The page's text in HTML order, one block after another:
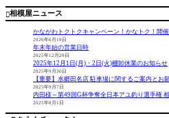
相模屋ニュース
かながわトクトクキャンペーン！かなトク！開
2026年6月19日
年末年始の営業日時
2025年12月29日
2025年12月1日(月)・2日(火)棚卸休業のお知らせ
2025年9月30日
【重要】水郷田名店 駐車場に関するご案内とお
2025年9月7日
内田様～第49回G杯争奪全日本アユ釣り選手権
2025年8月1日
～
5年1月27
所】 真
・口太メ
㎝1.9㎏ ・
口太メジ
・他口